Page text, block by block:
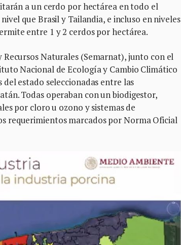
a un cerdo por hectárea en todo el
que Brasil y Tailandia, e incluso en niveles
entre 1 y 2 cerdos por hectárea.
Naturales (Semarnat), junto con el
Nacional de Ecología y Cambio Climático
del estado seleccionadas entre las
Todas operaban con un biodigestor,
por cloro u ozono y sistemas de
requerimientos marcados por Norma Oficial